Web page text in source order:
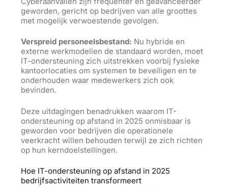
geworden, gericht op bedrijven van alle groottes
met mogelijk verwoestende gevolgen.
Verspreid personeelsbestand: Nu hybride en
externe werkmodellen de standaard worden, moet
IT-ondersteuning zich uitstrekken voorbij fysieke
kantoorlocaties om systemen te beveiligen en te
onderhouden waar medewerkers zich ook
bevinden.
Deze uitdagingen benadrukken waarom IT-
ondersteuning op afstand in 2025 onmisbaar is
geworden voor bedrijven die operationele
veerkracht willen behouden terwijl ze zich richten
op hun kerndoelstellingen.
Hoe IT-ondersteuning op afstand in 2025
bedrijfsactiviteiten transformeert